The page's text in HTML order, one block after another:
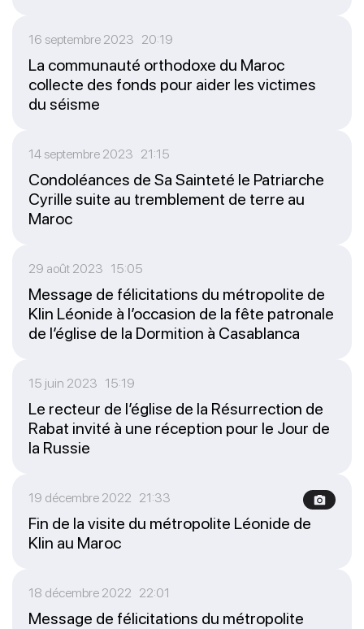
16 septembre 2023 20:19
La communauté orthodoxe du Maroc
collecte des fonds pour aider les victimes
du séisme
14 septembre 2023 21:15
Condoléances de Sa Sainteté le Patriarche
Cyrille suite au tremblement de terre au
Maroc
29 août 2023 15:05
Message de félicitations du métropolite de
Klin Léonide à l’occasion de la fête patronale
de l’église de la Dormition à Casablanca
15 juin 2023 15:19
Le recteur de l’église de la Résurrection de
Rabat invité à une réception pour le Jour de
la Russie
19 décembre 2022 21:33
Fin de la visite du métropolite Léonide de
Klin au Maroc
18 décembre 2022 22:01
Message de félicitations du métropolite